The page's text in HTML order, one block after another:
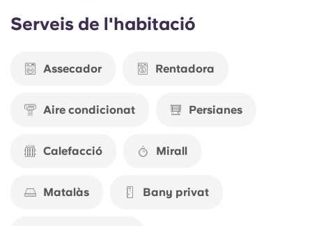
$1,029.00
Serveis de l'habitació
Assecador Rentadora
Aire condicionat Persianes
Calefacció Mirall
Matalàs Bany privat